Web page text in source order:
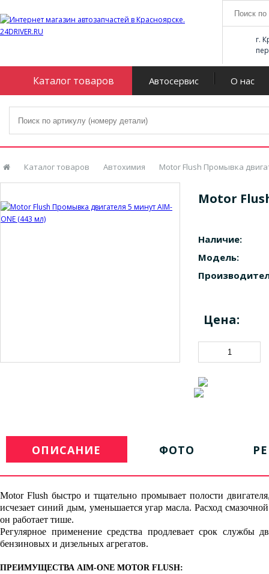
г.
Каталог товаров Автосервис О нас
Каталог товаров Автохимия Motor Flush Промывка
Motor
Наличие:
Модель:
Цена:
ОПИСАНИЕ ФОТО
Motor Flush быстро и тщательно промывает полости
исчезает синий дым, уменьшается угар масла. Расход
он работает тише.
Регулярное применение средства продлевает срок службы
бензиновых и дизельных агрегатов.
ПРЕИМУЩЕСТВА AIM-ONE MOTOR FLUSH: